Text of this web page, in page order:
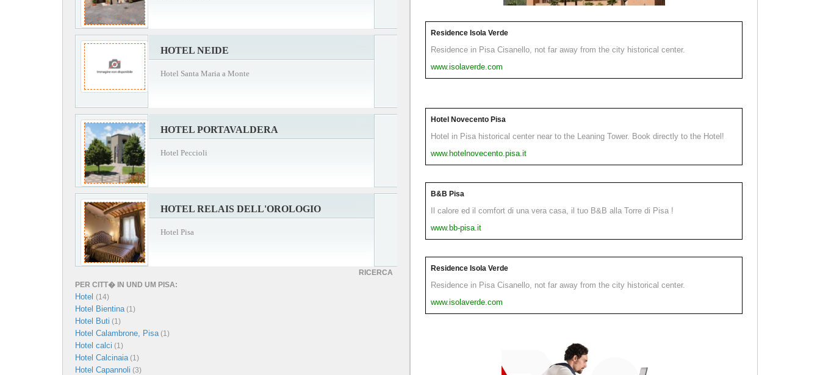
HOTEL NEIDE
Hotel Santa Maria a Monte
HOTEL PORTAVALDERA
Hotel Peccioli
HOTEL RELAIS DELL'OROLOGIO
Hotel Pisa
RICERCA
PER CITT� IN UND UM PISA:
Hotel (14)
Hotel Bientina(1)
Hotel Buti (1)
Hotel Calambrone, Pisa(1)
Hotel calci (1)
Hotel Calcinaia(1)
Hotel Capannoli (3)
Residence Isola Verde
Residence in Pisa Cisanello, not far away from the city historical center.
www.isolaverde.com
Hotel Novecento Pisa
Hotel in Pisa historical center near to the Leaning Tower. Book directly to the Hotel!
www.hotelnovecento.pisa.it
B&B Pisa
Il calore ed il comfort di una vera casa, il tuo B&B alla Torre di Pisa !
www.bb-pisa.it
Residence Isola Verde
Residence in Pisa Cisanello, not far away from the city historical center.
www.isolaverde.com